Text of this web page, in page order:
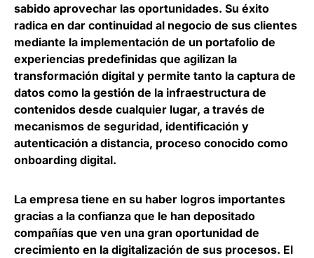
sabido aprovechar las oportunidades. Su éxito
radica en dar continuidad al negocio de sus clientes
mediante la implementación de un portafolio de
experiencias predefinidas que agilizan la
transformación digital y permite tanto la captura de
datos como la gestión de la infraestructura de
contenidos desde cualquier lugar, a través de
mecanismos de seguridad, identificación y
autenticación a distancia, proceso conocido como
onboarding digital.
La empresa tiene en su haber logros importantes
gracias a la confianza que le han depositado
compañías que ven una gran oportunidad de
crecimiento en la digitalización de sus procesos. El